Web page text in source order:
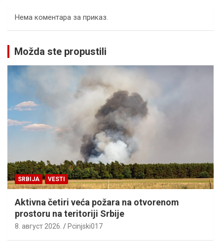
Нема коментара за приказ.
Možda ste propustili
SRBIJA VESTI
Aktivna četiri veća požara na otvorenom
prostoru na teritoriji Srbije
8. август 2026. Pcinjski017